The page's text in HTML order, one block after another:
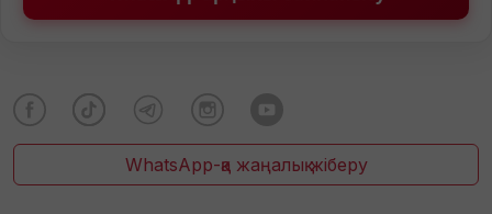
WhatsApp-қа жаңалық жіберу